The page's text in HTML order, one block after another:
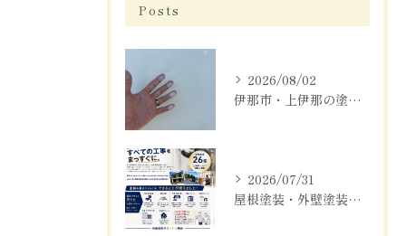
Posts
2026/08/02
伊那市・上伊那の塗装工事は信越塗装へお任せ下さい✨
2026/07/31
屋根塗装・外壁塗装を行なったお客様からの「こんな工事もお願いできますか？」にお応えしています